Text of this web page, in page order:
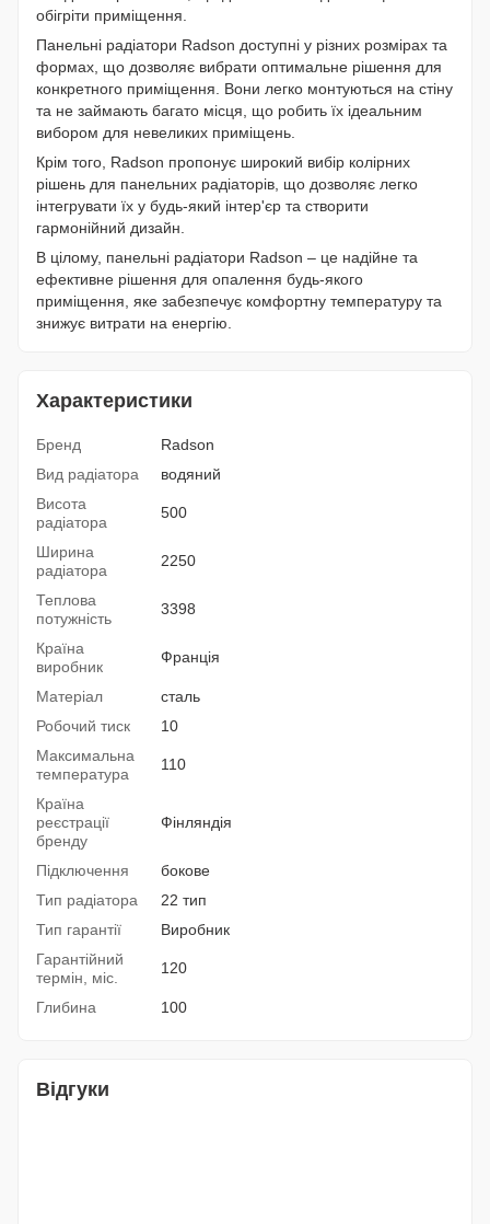
обігріти приміщення.
Панельні радіатори Radson доступні у різних розмірах та
формах, що дозволяє вибрати оптимальне рішення для
конкретного приміщення. Вони легко монтуються на стіну
та не займають багато місця, що робить їх ідеальним
вибором для невеликих приміщень.
Крім того, Radson пропонує широкий вибір колірних
рішень для панельних радіаторів, що дозволяє легко
інтегрувати їх у будь-який інтер'єр та створити
гармонійний дизайн.
В цілому, панельні радіатори Radson – це надійне та
ефективне рішення для опалення будь-якого
приміщення, яке забезпечує комфортну температуру та
знижує витрати на енергію.
Характеристики
Бренд
Radson
Вид радіатора
водяний
Висота
радіатора
500
Ширина
радіатора
2250
Теплова
потужність
3398
Країна
виробник
Франція
Матеріал
сталь
Робочий тиск
10
Максимальна
температура
110
Країна
реєстрації
бренду
Фінляндія
Підключення
бокове
Тип радіатора
22 тип
Тип гарантії
Виробник
Гарантійний
термін, міс.
120
Глибина 100
Відгуки